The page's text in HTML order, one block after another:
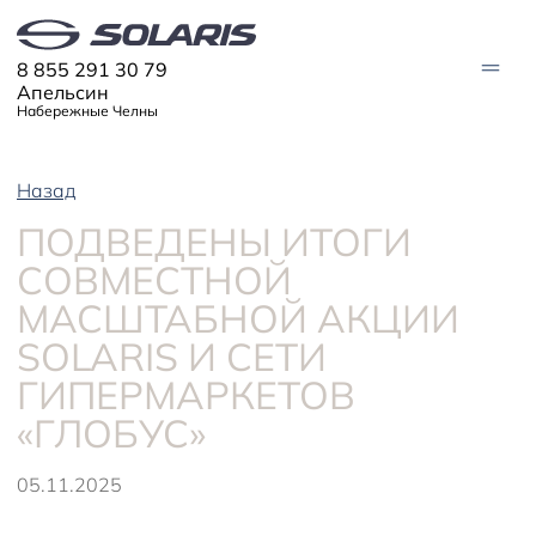
Апельсин
Набережные Челны
8 855 291 30 79
Solaris HC
Solaris KRX
Solaris KRS
Solaris HS
ЦИФРОВОЙ АВТОМОБИЛЬ
ПОКУПАТЕЛЯМ
Кредит
Трейд-ин
Корпоративным клиентам
Оригинальные аксессуары
Тест-драйв
Solaris Страхование
СЕРВИС
Запасные части
Запись на сервис
Гарантия
Контакты
Назад
ПОДВЕДЕНЫ ИТОГИ
СОВМЕСТНОЙ
МАСШТАБНОЙ АКЦИИ
SOLARIS И СЕТИ
ГИПЕРМАРКЕТОВ
«ГЛОБУС»
05.11.2025